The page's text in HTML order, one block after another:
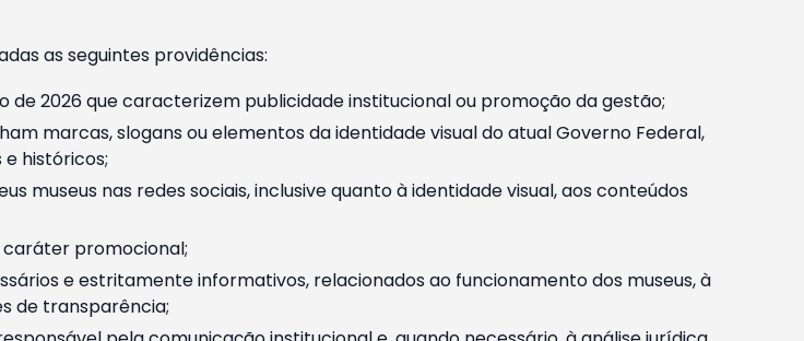
as seguintes providências:
2026 que caracterizem publicidade institucional ou promoção da gestão;
marcas, slogans ou elementos da identidade visual do atual Governo Federal,
históricos;
museus nas redes sociais, inclusive quanto à identidade visual, aos conteúdos
caráter promocional;
e estritamente informativos, relacionados ao funcionamento dos museus, à
de transparência;